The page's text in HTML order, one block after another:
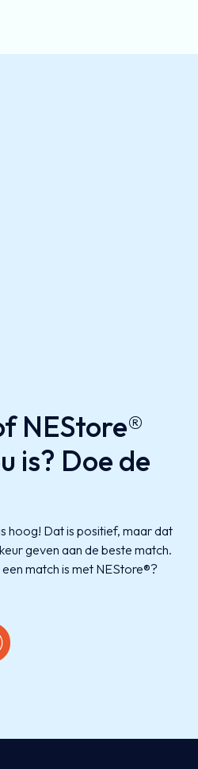
NEStore®
is? Doe de
hoog! Dat is positief, maar dat
geven aan de beste match.
match is met NEStore®?